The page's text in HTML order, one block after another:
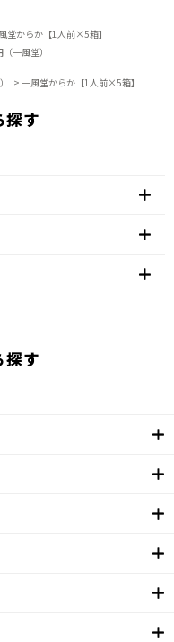
堂からか【1人前×5箱】
一風堂）
> 一風堂からか【1人前×5箱】
探す
探す